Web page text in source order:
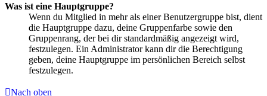
Was ist eine Hauptgruppe?
Wenn du Mitglied in mehr als einer Benutzergruppe bist, dient
die Hauptgruppe dazu, deine Gruppenfarbe sowie den
Gruppenrang, der bei dir standardmäßig angezeigt wird,
festzulegen. Ein Administrator kann dir die Berechtigung
geben, deine Hauptgruppe im persönlichen Bereich selbst
festzulegen.
Nach oben